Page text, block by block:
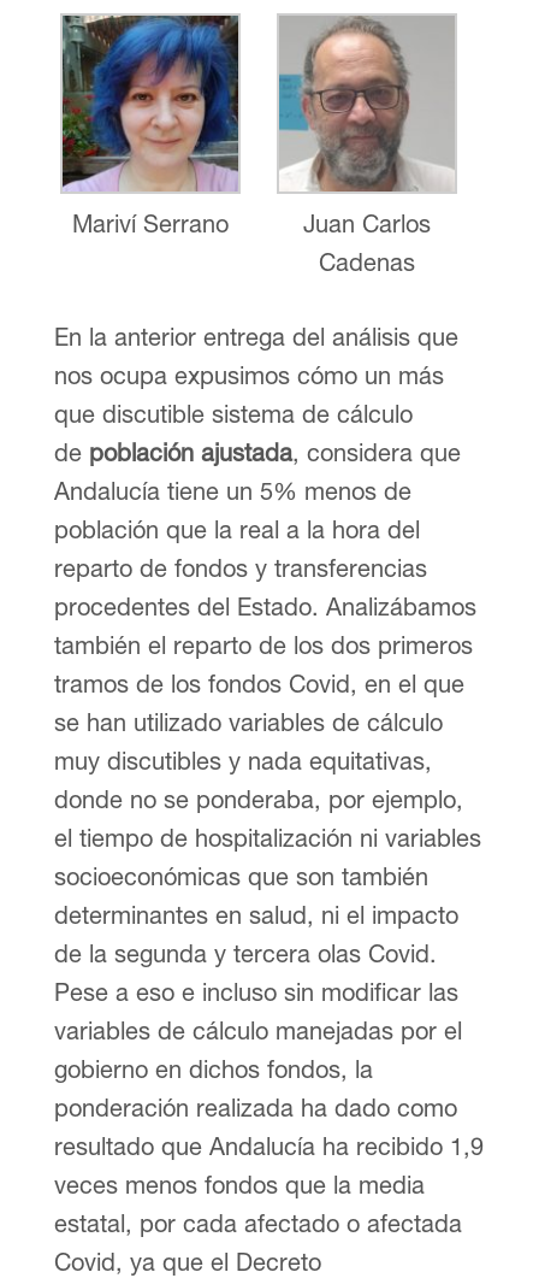
Mariví Serrano
Juan Carlos
Cadenas
En la anterior entrega del análisis que
nos ocupa expusimos cómo un más
que discutible sistema de cálculo
de población ajustada, considera que
Andalucía tiene un 5% menos de
población que la real a la hora del
reparto de fondos y transferencias
procedentes del Estado. Analizábamos
también el reparto de los dos primeros
tramos de los fondos Covid, en el que
se han utilizado variables de cálculo
muy discutibles y nada equitativas,
donde no se ponderaba, por ejemplo,
el tiempo de hospitalización ni variables
socioeconómicas que son también
determinantes en salud, ni el impacto
de la segunda y tercera olas Covid.
Pese a eso e incluso sin modificar las
variables de cálculo manejadas por el
gobierno en dichos fondos, la
ponderación realizada ha dado como
resultado que Andalucía ha recibido 1,9
veces menos fondos que la media
estatal, por cada afectado o afectada
Covid, ya que el Decreto